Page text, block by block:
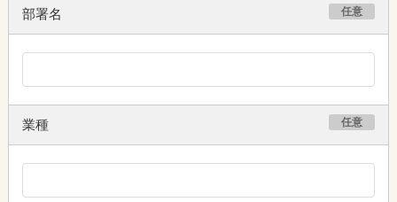
部署名 任意
業種 任意